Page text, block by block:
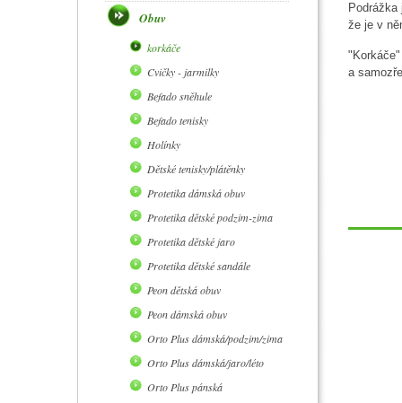
že je v
a
Obuv
korkáče
Cvičky - jarmilky
Befado sněhule
Befado tenisky
Holínky
Dětské tenisky/plátěnky
Protetika dámská obuv
Protetika dětské podzim-zima
Protetika dětské jaro
Protetika dětské sandále
Peon dětská obuv
Peon dámská obuv
Orto Plus dámská/podzim/zima
Orto Plus dámská/jaro/léto
Orto Plus pánská